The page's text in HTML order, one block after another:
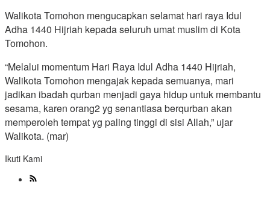
Walikota Tomohon mengucapkan selamat hari raya Idul
Adha 1440 Hijriah kepada seluruh umat muslim di Kota
Tomohon.
“Melalui momentum Hari Raya Idul Adha 1440 Hijriah,
Walikota Tomohon mengajak kepada semuanya, mari
jadikan ibadah qurban menjadi gaya hidup untuk membantu
sesama, karen orang2 yg senantiasa berqurban akan
memperoleh tempat yg paling tinggi di sisi Allah,” ujar
Walikota. (mar)
Ikuti Kami